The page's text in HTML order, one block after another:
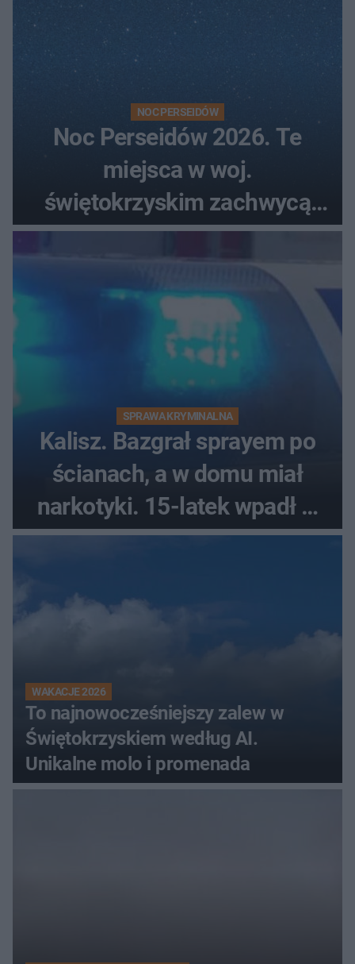
NOC PERSEIDÓW
Noc Perseidów 2026. Te
miejsca w woj.
świętokrzyskim zachwycą
każdego miłośnika gwiazd
SPRAWA KRYMINALNA
Kalisz. Bazgrał sprayem po
ścianach, a w domu miał
narkotyki. 15-latek wpadł w
ręce policjantów
WAKACJE 2026
To najnowocześniejszy zalew w
Świętokrzyskiem według AI.
Unikalne molo i promenada